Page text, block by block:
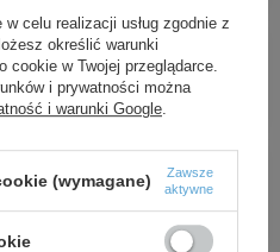
Moduł głowicy
1jet z prysznicem na
z cięgłem,
celu realizacji usług zgodnie z
określić warunki
cookie w Twojej przeglądarce.
i prywatności można
i warunki Google
(wymagane)
Zawsze
aktywne